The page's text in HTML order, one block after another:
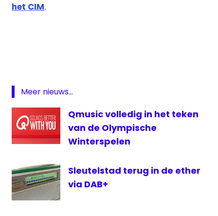
het CIM.
Radio
radiozender
Vlaanderen
Meer nieuws...
Qmusic volledig in het teken
van de Olympische
Winterspelen
Sleutelstad terug in de ether
via DAB+